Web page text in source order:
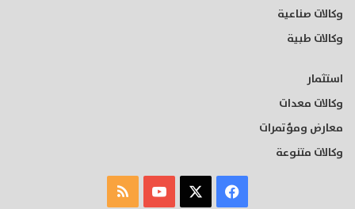
وكالات صناعية
وكالات طبية
استثمار
وكالات معدات
معارض ومؤتمرات
وكالات متنوعة
فيسبوك ‫YouTubeملخص